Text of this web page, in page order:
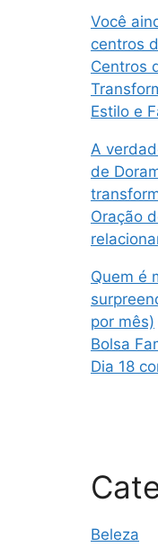
Você
centros
Centros
Estilo e
A
de
Oração
Quem é
por mês)
Bolsa
Dia 18
Beleza